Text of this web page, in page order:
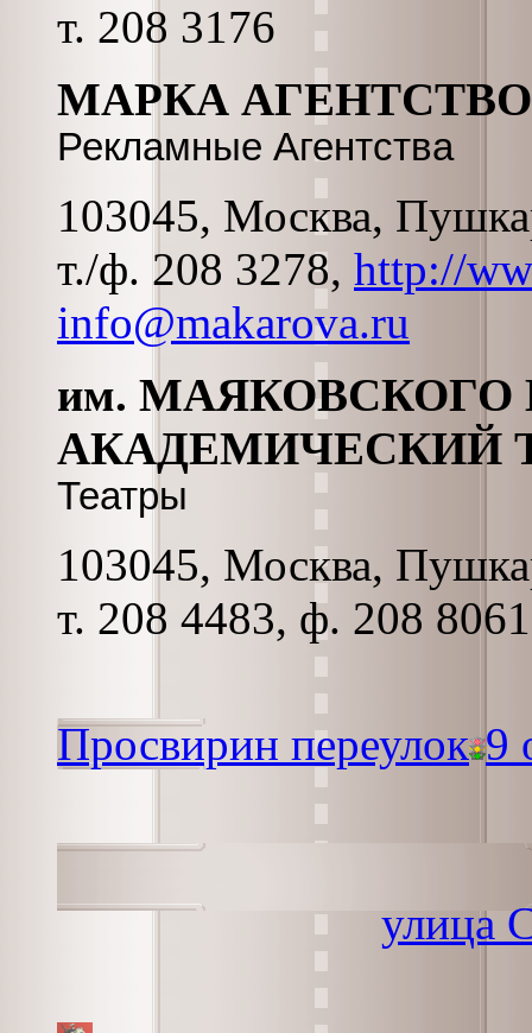
т. 208 3176
МАРКА
Рекламные Агентства
103045, Москва,
т./ф. 208 3278, http://
info@makarova.ru
им.
АКАДЕМИЧЕСКИЙ
Театры
103045, Москва,
т. 208 4483, ф. 208 8061
Просвирин переулок 9
улица